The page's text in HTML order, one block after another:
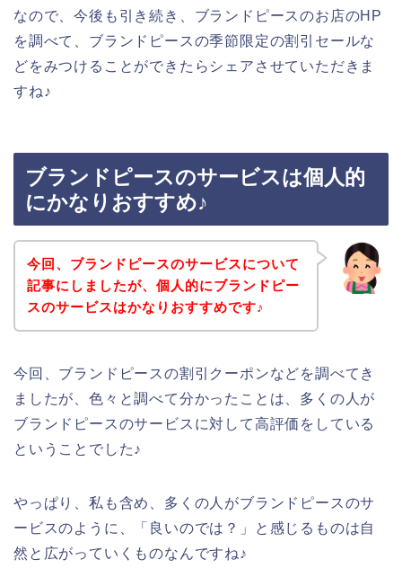
なので、今後も引き続き、ブランドピースのお店のHP
を調べて、ブランドピースの季節限定の割引セールな
どをみつけることができたらシェアさせていただきま
すね♪
ブランドピースのサービスは個人的
にかなりおすすめ♪
今回、ブランドピースのサービスについて
記事にしましたが、個人的にブランドピー
スのサービスはかなりおすすめです♪
今回、ブランドピースの割引クーポンなどを調べてき
ましたが、色々と調べて分かったことは、多くの人が
ブランドピースのサービスに対して高評価をしている
ということでした♪
やっぱり、私も含め、多くの人がブランドピースのサ
ービスのように、「良いのでは？」と感じるものは自
然と広がっていくものなんですね♪